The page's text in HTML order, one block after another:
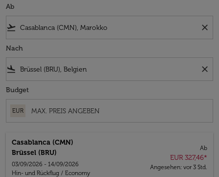
Ab
flight_takeoff close
Nach
flight_land close
Budget
EUR
Casablanca (CMN)
Brüssel (BRU)
03/09/2026 - 14/09/2026
Hin- und Rückflug / Economy
Ab
EUR 327,46*
Angesehen: vor 3 Std.